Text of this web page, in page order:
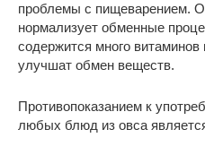
проблемы с пищеварением.
нормализует обменные
содержится много
улучшат обмен веществ.
Противопоказанием к
любых блюд из овса